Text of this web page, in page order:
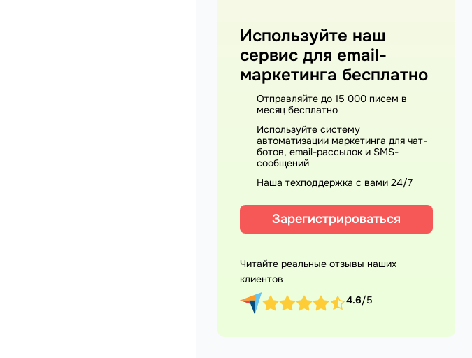
Используйте наш
сервис для email-
маркетинга бесплатно
Отправляйте до 15 000 писем в
месяц бесплатно
Используйте систему
автоматизации маркетинга для чат-
ботов, email-рассылок и SMS-
сообщений
Наша техподдержка с вами 24/7
Зарегистрироваться
Читайте реальные отзывы наших
клиентов
4.6/5